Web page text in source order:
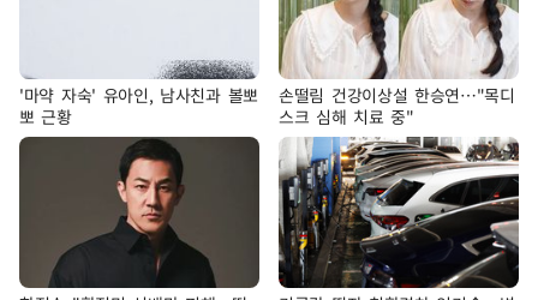
'마약 자숙' 유아인, 남사친과 볼뽀
뽀 근황
손떨림 건강이상설 한승연…"목디
스크 심해 치료 중"